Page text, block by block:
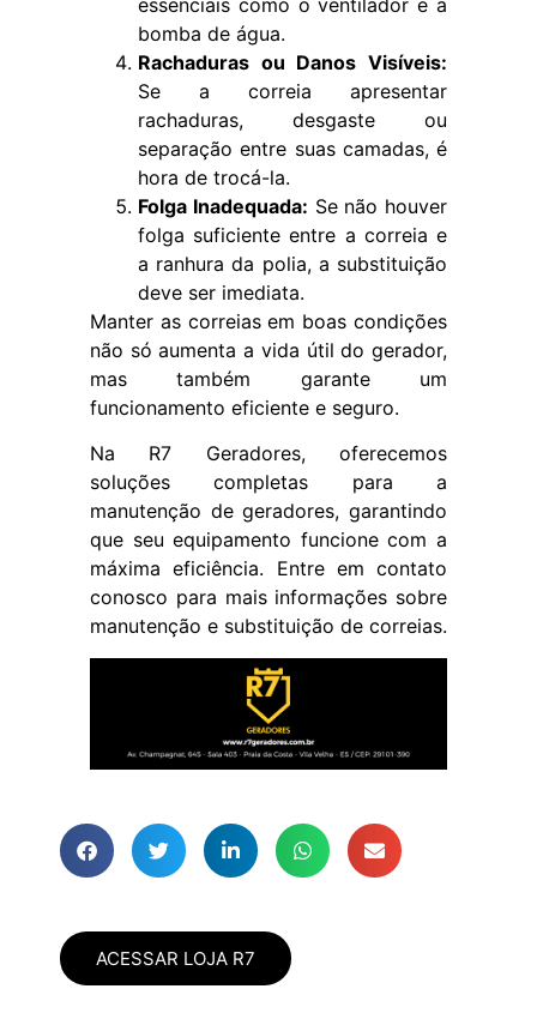
bomba de água.
Rachaduras ou Danos Visíveis:
Se a correia apresentar
rachaduras, desgaste ou
separação entre suas camadas, é
hora de trocá-la.
Folga Inadequada: Se não houver
folga suficiente entre a correia e
a ranhura da polia, a substituição
deve ser imediata.
Manter as correias em boas condições
não só aumenta a vida útil do gerador,
mas também garante um
funcionamento eficiente e seguro.
Na R7 Geradores, oferecemos
soluções completas para a
manutenção de geradores, garantindo
que seu equipamento funcione com a
máxima eficiência. Entre em contato
conosco para mais informações sobre
manutenção e substituição de correias.
ACESSAR LOJA R7